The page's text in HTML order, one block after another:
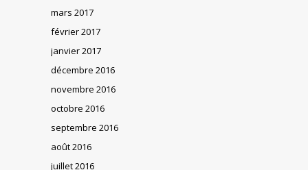
mars 2017
février 2017
janvier 2017
décembre 2016
novembre 2016
octobre 2016
septembre 2016
août 2016
juillet 2016